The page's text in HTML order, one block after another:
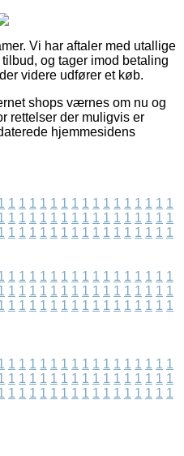
Vi har aftaler med utallige
og tager imod betaling
videre udfører et køb.
shops værnes om nu og
rettelser der muligvis er
hjemmesidens
1 1 1 1 1 1 1 1 1 1 1 1 1 1 1 1
1 1 1 1 1 1 1 1 1 1 1 1 1 1 1 1
1 1 1 1 1 1 1 1 1 1 1 1 1 1 1 1
1 1 1 1 1 1 1 1 1 1 1 1 1 1 1 1
1 1 1 1 1 1 1 1 1 1 1 1 1 1 1 1
1 1 1 1 1 1 1 1 1 1 1 1 1 1 1 1
1 1 1 1 1 1 1 1 1 1 1 1 1 1 1 1
1 1 1 1 1 1 1 1 1 1 1 1 1 1 1 1
1 1 1 1 1 1 1 1 1 1 1 1 1 1 1 1